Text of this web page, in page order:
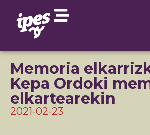
Memoria
Kepa Ordoki
elkartearekin
2021-02-23